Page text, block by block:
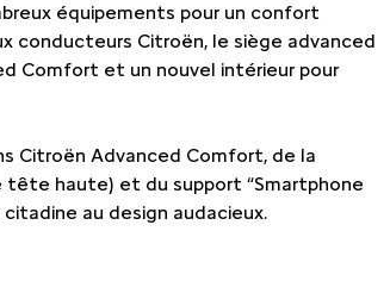
équipements pour un confort
conducteurs Citroën, le siège advanced
Comfort et un nouvel intérieur pour
Citroën Advanced Comfort, de la
tête haute) et du support “Smartphone
au design audacieux.